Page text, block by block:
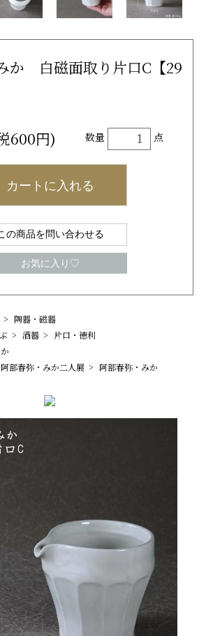
か 白磁面取り片口C【29
600円) 数量 点
カートに入れる
の商品を問い合わせる
お気に入り♡
> 陶器・磁器
> 酒器 >
片口・徳利
部春弥・みか二人展 > 阿部春弥・みか